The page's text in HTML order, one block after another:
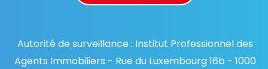
Autorité de surveillance : Institut Professionnel des
Agents Immobiliers - Rue du Luxembourg 16b - 1000